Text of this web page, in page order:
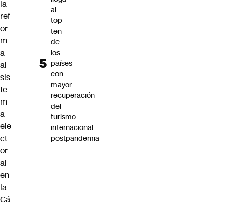
la
ref
or
m
a
al
sis
te
m
a
ele
ct
or
al
en
la
Cá
al
top
ten
de
los
países
con
mayor
recuperación
del
turismo
internacional
postpandemia